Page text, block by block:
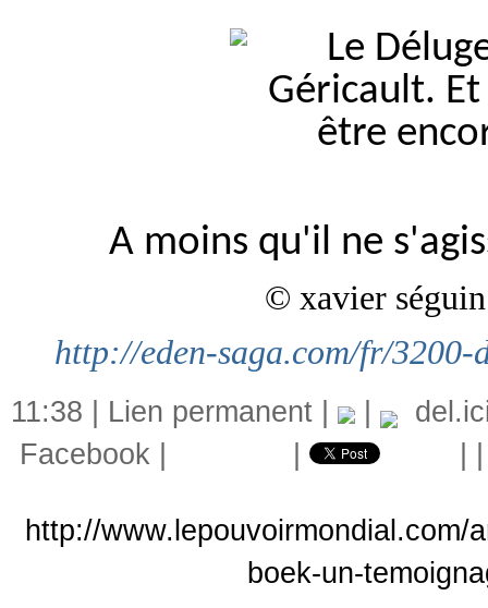
A moins qu'il ne
© xavier
http://eden-saga.com/fr/
11:38 | Lien permanent
Facebook
http://www.lepouvoirmondial.com/
boek-un-